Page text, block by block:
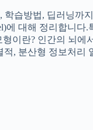
습방법, 딥러닝까
에 대해 정리합니
이란? 인간의 뇌
적, 분산형 정보처